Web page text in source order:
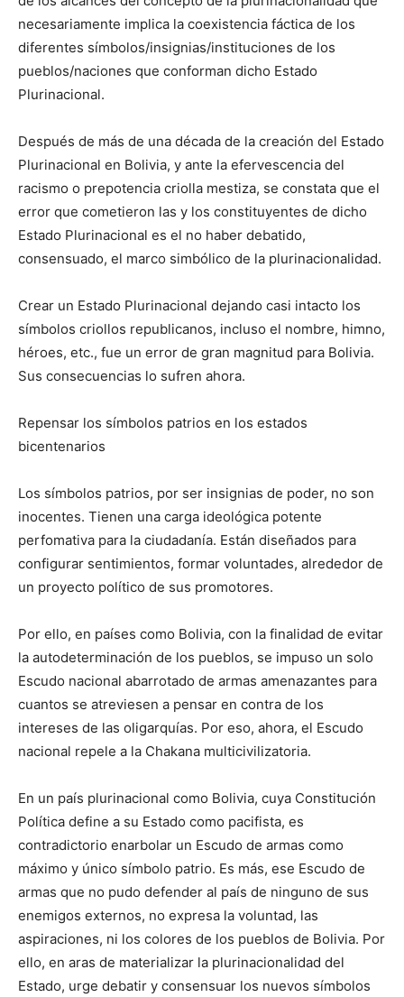
necesariamente implica la coexistencia fáctica de los
diferentes símbolos/insignias/instituciones de los
pueblos/naciones que conforman dicho Estado
Plurinacional.
Después de más de una década de la creación del Estado
Plurinacional en Bolivia, y ante la efervescencia del
racismo o prepotencia criolla mestiza, se constata que el
error que cometieron las y los constituyentes de dicho
Estado Plurinacional es el no haber debatido,
consensuado, el marco simbólico de la plurinacionalidad.
Crear un Estado Plurinacional dejando casi intacto los
símbolos criollos republicanos, incluso el nombre, himno,
héroes, etc., fue un error de gran magnitud para Bolivia.
Sus consecuencias lo sufren ahora.
Repensar los símbolos patrios en los estados
bicentenarios
Los símbolos patrios, por ser insignias de poder, no son
inocentes. Tienen una carga ideológica potente
perfomativa para la ciudadanía. Están diseñados para
configurar sentimientos, formar voluntades, alrededor de
un proyecto político de sus promotores.
Por ello, en países como Bolivia, con la finalidad de evitar
la autodeterminación de los pueblos, se impuso un solo
Escudo nacional abarrotado de armas amenazantes para
cuantos se atreviesen a pensar en contra de los
intereses de las oligarquías. Por eso, ahora, el Escudo
nacional repele a la Chakana multicivilizatoria.
En un país plurinacional como Bolivia, cuya Constitución
Política define a su Estado como pacifista, es
contradictorio enarbolar un Escudo de armas como
máximo y único símbolo patrio. Es más, ese Escudo de
armas que no pudo defender al país de ninguno de sus
enemigos externos, no expresa la voluntad, las
aspiraciones, ni los colores de los pueblos de Bolivia. Por
ello, en aras de materializar la plurinacionalidad del
Estado, urge debatir y consensuar los nuevos símbolos